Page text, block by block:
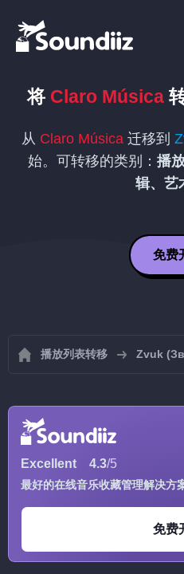
将 Claro Música
从 Claro Música 迁移到
始。可转移的类别： 播
辑、艺
免费
播放列表转移 Zvuk
Excellent 4.3/5
最好的在线音乐收藏管理解决方
免费